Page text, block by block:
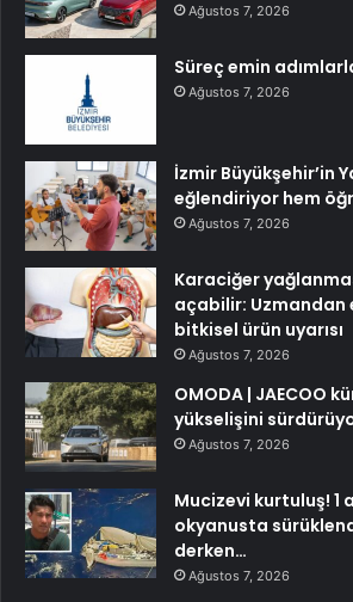
Ağustos 7, 2026
Süreç emin
Ağustos 7, 2026
İzmir Büyükşehir’in
eğlendiriyor hem
Ağustos 7, 2026
Karaciğer
açabilir: Uzmandan
bitkisel ürün uyarısı
Ağustos 7, 2026
OMODA | JAECOO
yükselişini
Ağustos 7, 2026
Mucizevi kurtuluş! 1
okyanusta
derken…
Ağustos 7, 2026